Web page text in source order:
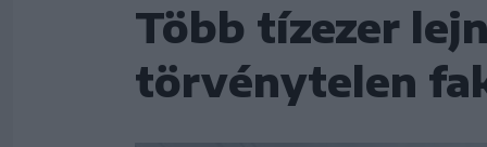
Több tízezer
törvénytelen